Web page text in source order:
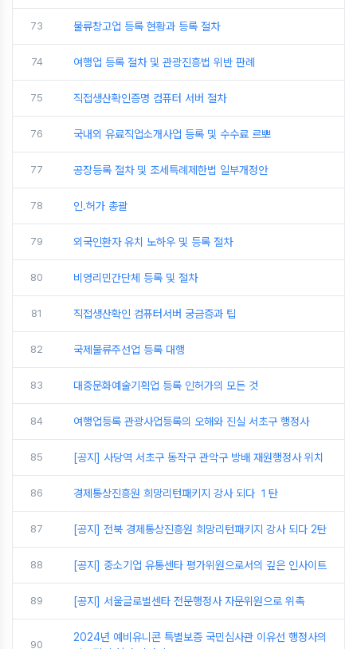
73 물류창고업 등록 현황과 등록 절차
74 여행업 등록 절차 및 관광진흥법 위반 판례
75 직접생산확인증명 컴퓨터 서버 절차
76 국내외 유료직업소개사업 등록 및 수수료 르뽀
77 공장등록 절차 및 조세특례제한법 일부개정안
78 인.허가 총괄
79 외국인환자 유치 노하우 및 등록 절차
80 비영리민간단체 등록 및 절차
81 직접생산확인 컴퓨터서버 궁금증과 팁
82 국제물류주선업 등록 대행
83 대중문화예술기획업 등록 인허가의 모든 것
84 여행업등록 관광사업등록의 오해와 진실 서초구 행정사
85 [공지] 사당역 서초구 동작구 관악구 방배 재원행정사 위치
86 경제통상진흥원 희망리턴패키지 강사 되다 １탄
87 [공지] 전북 경제통상진흥원 희망리턴패키지 강사 되다 2탄
88 [공지] 중소기업 유통센타 평가위원으로서의 깊은 인사이트
89 [공지] 서울글로벌센타 전문행정사 자문위원으로 위촉
90
2024년 예비유니콘 특별보증 국민심사관 이유선 행정사의